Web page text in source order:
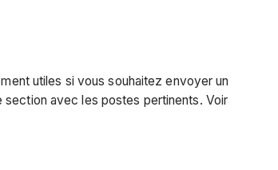
utiles si vous souhaitez envoyer un
section avec les postes pertinents. Voir